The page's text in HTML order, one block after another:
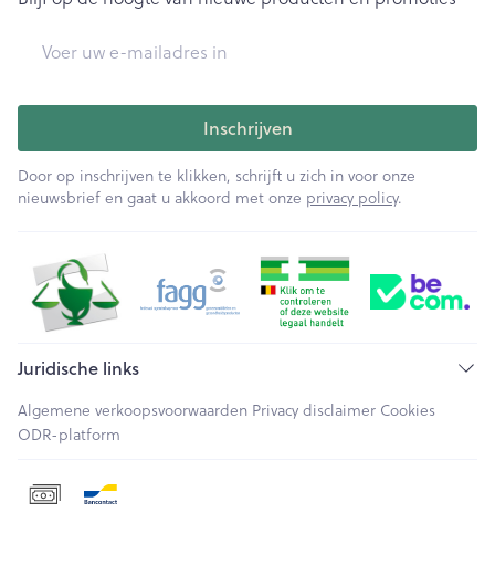
Inschrijven
Door op inschrijven te klikken, schrijft u zich in voor onze
nieuwsbrief en gaat u akkoord met onze privacy policy.
Juridische links
Algemene verkoopsvoorwaarden Privacy disclaimer Cookies
ODR-platform